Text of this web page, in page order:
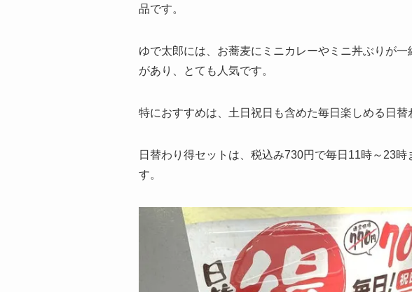
品です。
ゆで太郎には、お蕎麦にミニカレーやミニ丼ぶりが
があり、とても人気です。
特におすすめは、土日祝日も含めた毎日楽しめる日替
日替わり得セットは、税込み730円で毎日11時～23時
す。